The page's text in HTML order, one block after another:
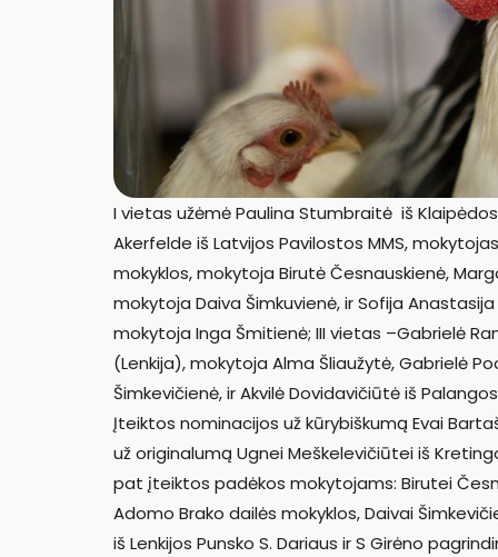
I vietas užėmė Paulina Stumbraitė iš
Akerfelde iš Latvijos Pavilostos MMS,
mokyklos, mokytoja Birutė Česnauskienė,
mokytoja Daiva Šimkuvienė, ir Sofija
mokytoja Inga Šmitienė; III vietas –Gabrielė
(Lenkija), mokytoja Alma Šliaužytė, Gabrielė
Šimkevičienė, ir Akvilė Dovidavičiūtė iš
Įteiktos nominacijos už kūrybiškumą Evai
už originalumą Ugnei Meškelevičiūtei iš
pat įteiktos padėkos mokytojams: Birutei
Adomo Brako dailės mokyklos, Daivai
iš Lenkijos Punsko S. Dariaus ir S Girėno